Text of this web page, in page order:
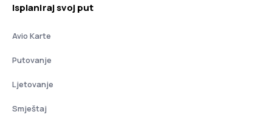
Isplaniraj svoj put
Avio Karte
Putovanje
Ljetovanje
Smještaj